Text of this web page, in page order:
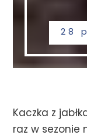
28
Kaczka z
raz w sezonie